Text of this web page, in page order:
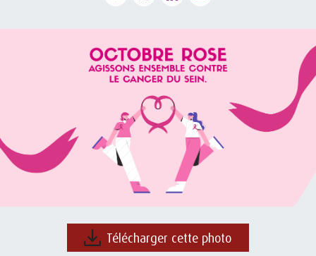
Télécharger cette photo